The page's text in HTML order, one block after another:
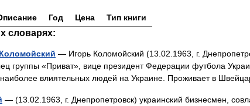
Год Цена Тип книги
словарях:
— Игорь Коломойский (13.02.1963, г.
группы «Приват», вице президент Федерации футбола
наиболее влиятельных людей на Украине. Проживает в
— (13.02.1963, г. Днепропетровск) украинский бизнесмен,